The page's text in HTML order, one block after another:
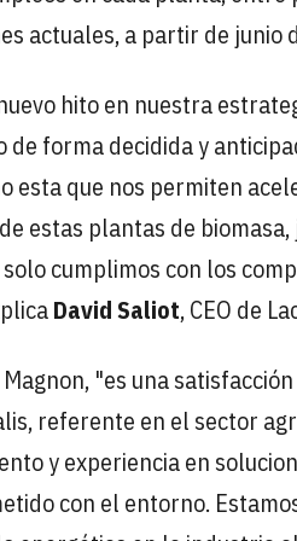
actuales, a partir de junio
hito en nuestra
de forma decidida y
esta que nos permiten
estas plantas de
cumplimos con los
David Saliot, CEO de
Magnon, "es una
referente en el sector
y experiencia en
con el entorno.